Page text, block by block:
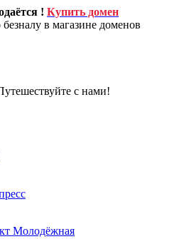
! Купить домен
безналу в магазине доменов
с нами!
Молодёжная